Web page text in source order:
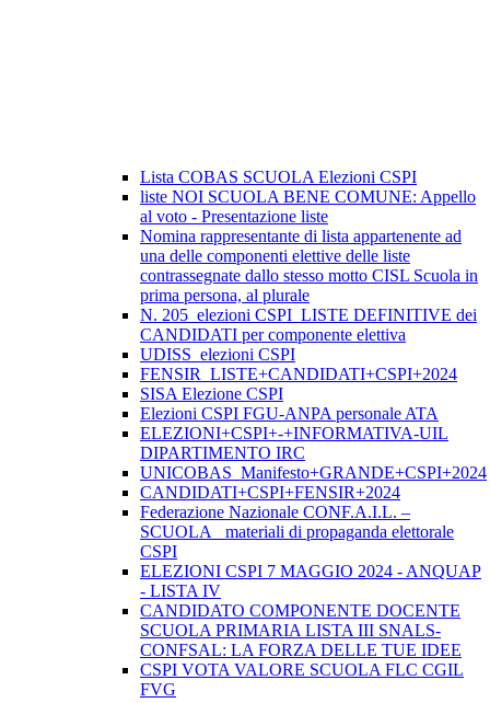
Lista COBAS SCUOLA Elezioni CSPI
liste NOI SCUOLA BENE COMUNE: Appello
al voto - Presentazione liste
Nomina rappresentante di lista appartenente ad
una delle componenti elettive delle liste
contrassegnate dallo stesso motto CISL Scuola in
prima persona, al plurale
N. 205_elezioni CSPI_LISTE DEFINITIVE dei
CANDIDATI per componente elettiva
UDISS_elezioni CSPI
FENSIR_LISTE+CANDIDATI+CSPI+2024
SISA Elezione CSPI
Elezioni CSPI FGU-ANPA personale ATA
ELEZIONI+CSPI+-+INFORMATIVA-UIL
DIPARTIMENTO IRC
UNICOBAS_Manifesto+GRANDE+CSPI+2024
CANDIDATI+CSPI+FENSIR+2024
Federazione Nazionale CONF.A.I.L. –
SCUOLA_ materiali di propaganda elettorale
CSPI
ELEZIONI CSPI 7 MAGGIO 2024 - ANQUAP
- LISTA IV
CANDIDATO COMPONENTE DOCENTE
SCUOLA PRIMARIA LISTA III SNALS-
CONFSAL: LA FORZA DELLE TUE IDEE
CSPI VOTA VALORE SCUOLA FLC CGIL
FVG